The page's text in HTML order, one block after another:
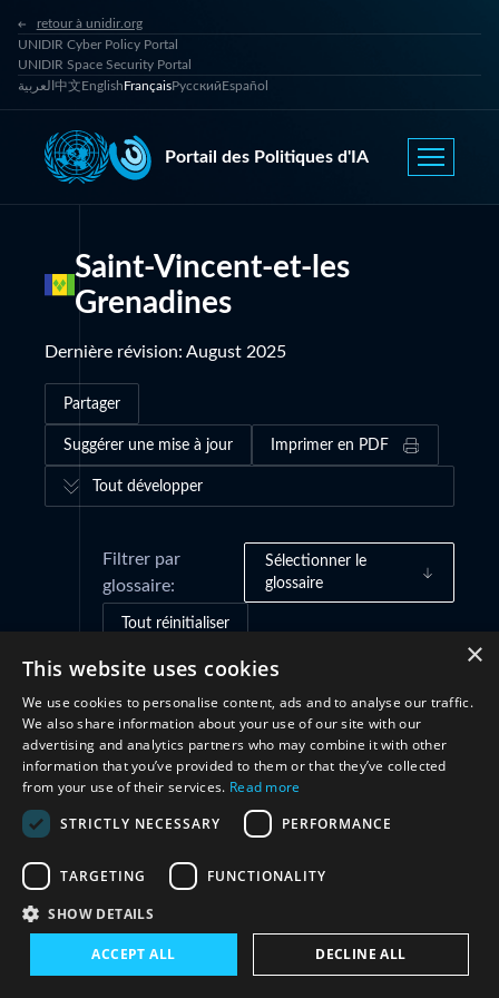
retour à unidir.org
UNIDIR Cyber Policy Portal
UNIDIR Space Security Portal
العربية 中文EnglishFrançaisРусскийEspañol
Portail des Politiques d'IA
Saint-Vincent-et-les
Grenadines
Dernière révision: August 2025
Partager
Suggérer une mise à jour Imprimer en PDF
Tout développer
Filtrer par
glossaire:
Sélectionner le
glossaire
Tout réinitialiser
Coopération (1)
Restez en contact avec nous
×
This website uses cookies
We use cookies to personalise content, ads and to analyse our traffic.
We also share information about your use of our site with our
advertising and analytics partners who may combine it with other
information that you’ve provided to them or that they’ve collected
from your use of their services. Read more
STRICTLY NECESSARY
PERFORMANCE
TARGETING FUNCTIONALITY
SHOW DETAILS
ACCEPT ALL DECLINE ALL